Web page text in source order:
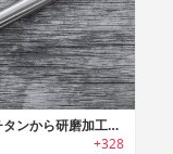
Click｜高品質チタンから研磨加工したパーツのみを使用したクリック式ペン「クリック」
+328